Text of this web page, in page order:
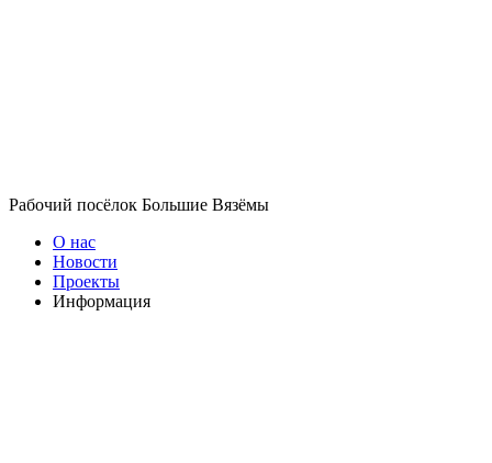
Рабочий посёлок Большие Вязёмы
О нас
Новости
Проекты
Информация